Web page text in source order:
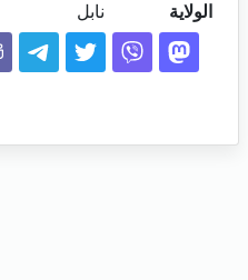
الولاية
نابل